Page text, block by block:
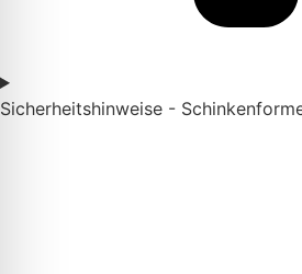
Sicherheitshinweise -